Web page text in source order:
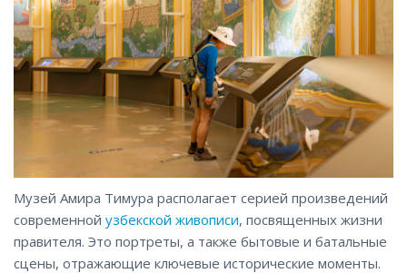
Музей Амира Тимура располагает серией произведений
современной узбекской живописи, посвященных жизни
правителя. Это портреты, а также бытовые и батальные
сцены, отражающие ключевые исторические моменты.